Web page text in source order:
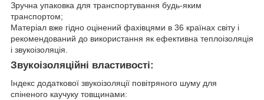
Зручна упаковка для транспортування будь-яким
транспортом;
Матеріал вже гідно оцінений фахівцями в 36 країнах світу і
рекомендований до використання як ефективна теплоізоляція
і звукоізоляція.
Звукоізоляційні властивості:
Індекс додаткової звукоізоляції повітряного шуму для
спіненого каучуку товщинами: